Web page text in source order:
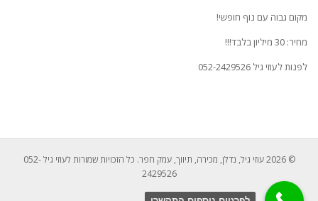
מקום גבוה עם נוף חופשי!
מחיר: 30 מיליון בלבד!!!
לפנות לעוזי גיל 052-2429526
© 2026 עוזי גיל, נדלן, מכירה, תיווך, עמק חפר. כל הזכויות שמורות לעוזי גיל 052-
2429526